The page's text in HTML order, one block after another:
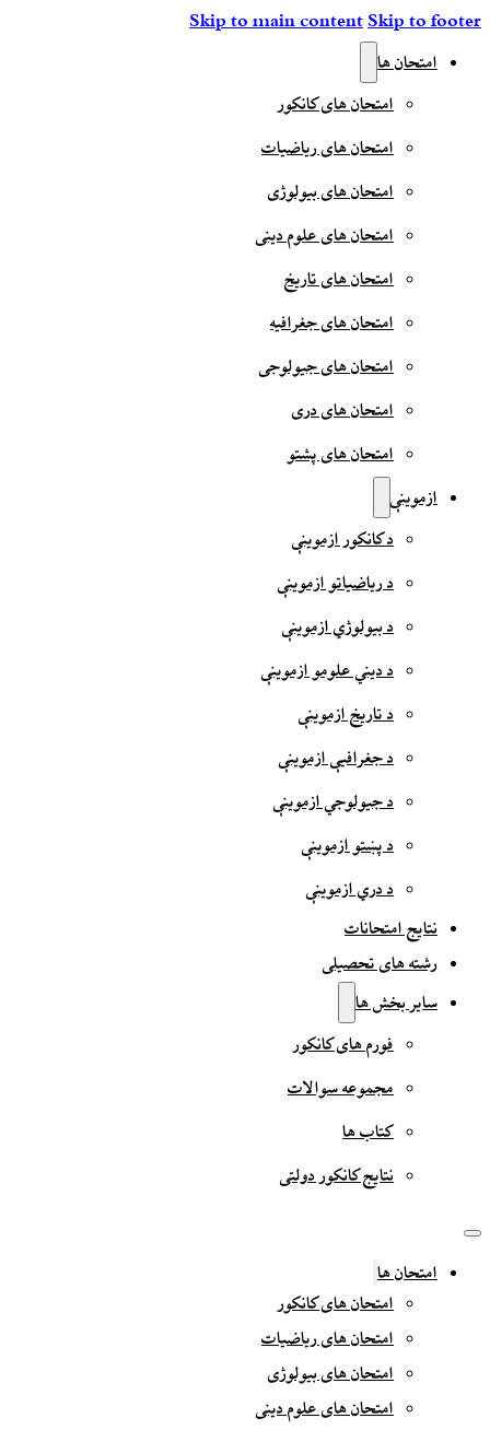
Skip to main contentSkip to footer
امتحان ها
امتحان های کانکور
امتحان های ریاضیات
امتحان های بیولوژی
امتحان های علوم دینی
امتحان های تاریخ
امتحان های جغرافیه
امتحان های جیولوجی
امتحان های دری
امتحان های پشتو
ازموینې
د کانکور ازموینې
د ریاضیاتو ازموینې
د بیولوژي ازموینې
د دیني علومو ازموینې
د تاریخ ازموینې
د جغرافیې ازموینې
د جیولوجي ازموینې
د پښتو ازموینې
د دري ازموینې
نتایج امتحانات
رشته های تحصیلی
سایر بخش ها
فورم های کانکور
مجموعه سوالات
کتاب ها
نتایج کانکور دولتی
امتحان ها
امتحان های کانکور
امتحان های ریاضیات
امتحان های بیولوژی
امتحان های علوم دینی